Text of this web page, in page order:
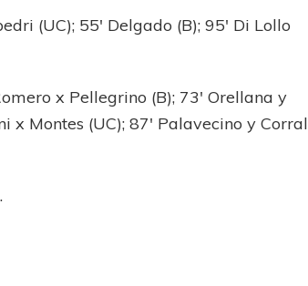
(UC); 55′ Delgado (B); 95′ Di Lollo
x Pellegrino (B); 73′ Orellana y
x Montes (UC); 87′ Palavecino y Corral